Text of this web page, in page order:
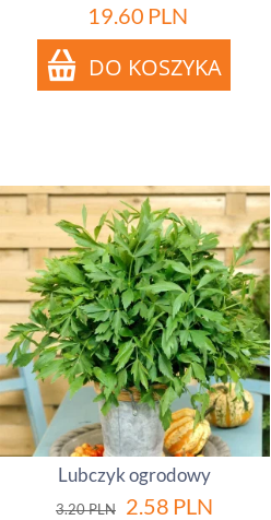
19.60 PLN
Lubczyk ogrodowy
3.20PLN 2.58 PLN